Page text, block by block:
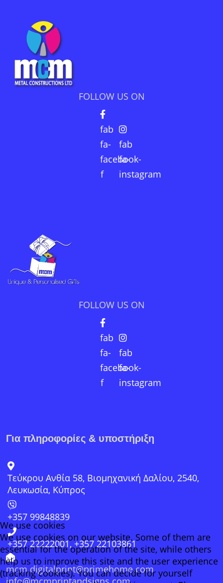
FOLLOW US ON
fab
fa-
facebook-
f
fab
fa-
instagram
FOLLOW US ON
fab
fa-
facebook-
f
fab
fa-
instagram
Για πληροφορίες & υποστήριξη
Τεύκρου Ανθία 58, Βιομηχανική Δαλίου, 2540,
Λευκωσία, Κύπρος
+357 99848839
+357 22222001, +357 22103861
mcm.digitalprint@primehome.com
We use cookies
We use cookies on our website. Some of them are
essential for the operation of the site, while others
help us to improve this site and the user experience
(tracking cookies). You can decide for yourself